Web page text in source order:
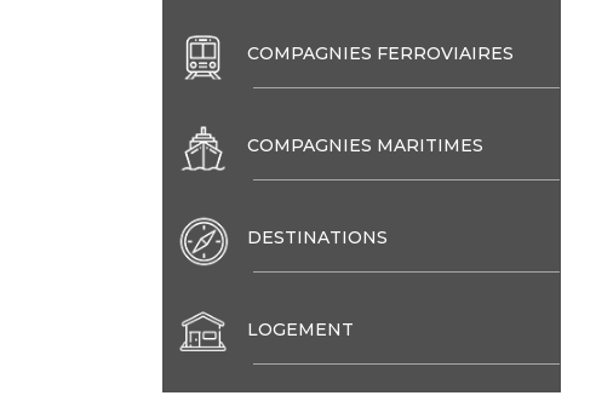
COMPAGNIES FERROVIAIRES
COMPAGNIES MARITIMES
DESTINATIONS
LOGEMENT